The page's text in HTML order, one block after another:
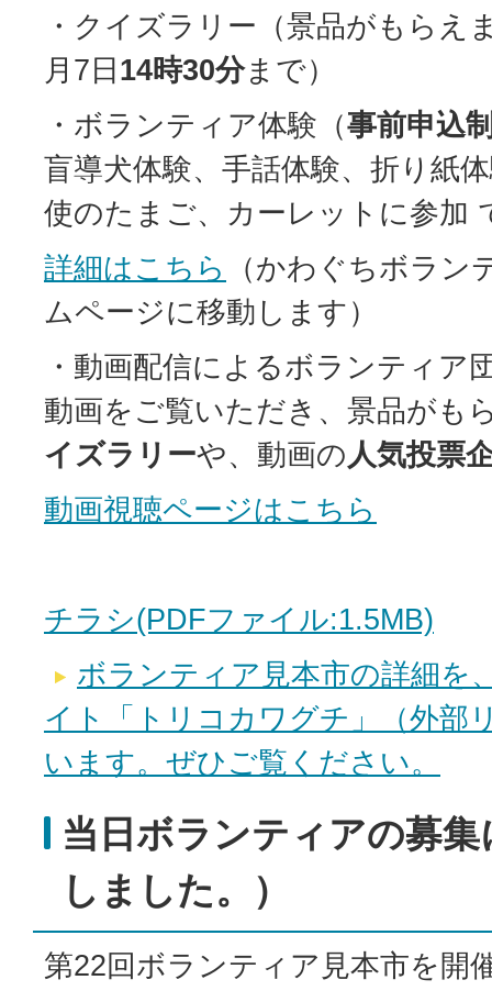
・クイズラリー（景品がもらえ
月7日 14時30分まで）
・ボランティア体験（事前申込
盲導犬体験、手話体験、折り紙
使のたまご、カーレットに参加
詳細はこちら
（かわぐちボラン
ムページに移動します）
・動画配信によるボランティア
動画をご覧いただき、景品がも
イズラリーや、動画の人気投票
動画視聴ページはこちら
チラシ(PDFファイル:1.5MB)
ボランティア見本市の詳細を
イト「トリコカワグチ」（外部
います。ぜひご覧ください。
当日ボランティアの募
しました。）
第22回ボランティア見本市を開